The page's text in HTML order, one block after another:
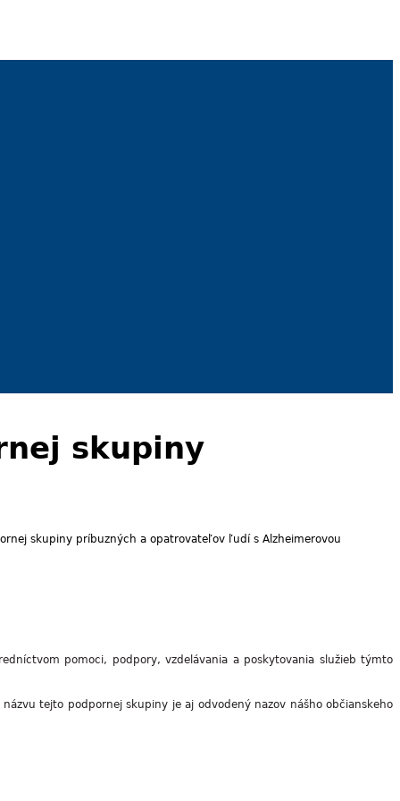
skupiny
skupiny príbuzných a opatrovateľov ľudí s Alzheimerovou
pomoci, podpory, vzdelávania a poskytovania služieb týmto
tejto podpornej skupiny je aj odvodený nazov nášho občianskeho